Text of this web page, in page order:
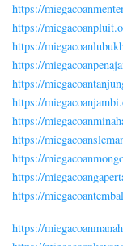
https://
https://
https://
https://
https://
https://
https://
https://
https://
https://
https://
https://